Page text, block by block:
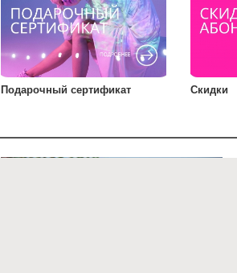
Подарочный сертификат Скидки